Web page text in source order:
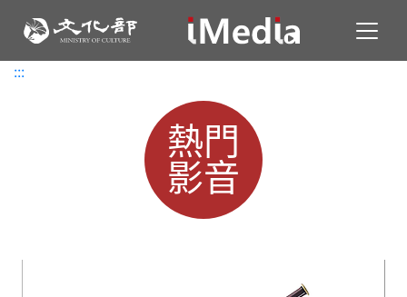
:::
:::
熱門
影音